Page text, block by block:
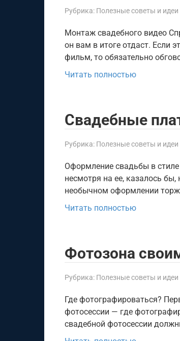
Рубрика: Полезные советы и идеи
Монтаж свадебного видео
он вам в итоге отдаст. Если
фильм, то обязательно
Читать полностью
Свадебные
Рубрика: Полезные советы и идеи
Оформление свадьбы в
несмотря на ее, казалось
необычном оформлении
Читать полностью
Фотозона
Рубрика: Полезные советы и идеи
Где фотографироваться?
фотосессии — где
свадебной фотосессии